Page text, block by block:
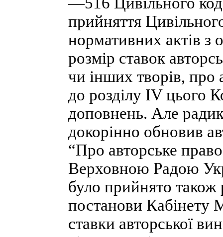
прийняття
нормативних актів з
розмір ставок
чи інших творів, про
до розділу IV цього
доповнень. Але
докорінно обновив
“Про авторське
Верховною Радою
було прийнято також
постанови Кабінету
ставки авторської